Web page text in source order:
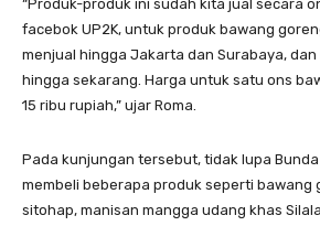
“Produk-produk ini sudah kita jual secara
facebok UP2K, untuk produk bawang
menjual hingga Jakarta dan Surabaya,
hingga sekarang. Harga untuk satu ons
15 ribu rupiah,” ujar Roma.
Pada kunjungan tersebut, tidak lupa Bunda
membeli beberapa produk seperti bawang
sitohap, manisan mangga udang khas